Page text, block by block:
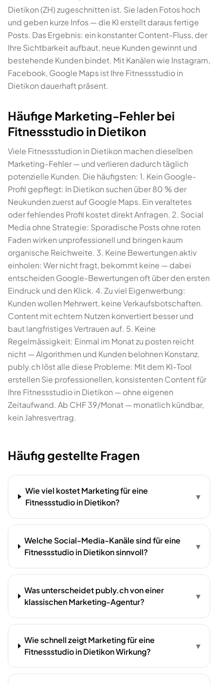
Dietikon (ZH) zugeschnitten ist. Sie laden Fotos hoch
und geben kurze Infos — die KI erstellt daraus fertige
Posts. Das Ergebnis: ein konstanter Content-Fluss, der
Ihre Sichtbarkeit aufbaut, neue Kunden gewinnt und
bestehende Kunden bindet. Mit Kanälen wie Instagram,
Facebook, Google Maps ist Ihre Fitnessstudio in
Dietikon dauerhaft präsent.
Häufige Marketing-Fehler bei
Fitnessstudio in Dietikon
Viele Fitnessstudion in Dietikon machen dieselben
Marketing-Fehler — und verlieren dadurch täglich
potenzielle Kunden. Die häufigsten: 1. Kein Google-
Profil gepflegt: In Dietikon suchen über 80 % der
Neukunden zuerst auf Google Maps. Ein veraltetes
oder fehlendes Profil kostet direkt Anfragen. 2. Social
Media ohne Strategie: Sporadische Posts ohne roten
Faden wirken unprofessionell und bringen kaum
organische Reichweite. 3. Keine Bewertungen aktiv
einholen: Wer nicht fragt, bekommt keine — dabei
entscheiden Google-Bewertungen oft über den ersten
Eindruck und den Klick. 4. Zu viel Eigenwerbung:
Kunden wollen Mehrwert, keine Verkaufsbotschaften.
Content mit echtem Nutzen konvertiert besser und
baut langfristiges Vertrauen auf. 5. Keine
Regelmässigkeit: Einmal im Monat zu posten reicht
nicht — Algorithmen und Kunden belohnen Konstanz.
publy.ch löst alle diese Probleme: Mit dem KI-Tool
erstellen Sie professionellen, konsistenten Content für
Ihre Fitnessstudio in Dietikon — ohne eigenen
Zeitaufwand. Ab CHF 39/Monat — monatlich kündbar,
kein Jahresvertrag.
Häufig gestellte Fragen
Wie viel kostet Marketing für eine
Fitnessstudio in Dietikon?
▾
Welche Social-Media-Kanäle sind für eine
Fitnessstudio in Dietikon sinnvoll?
▾
Was unterscheidet publy.ch von einer
klassischen Marketing-Agentur?
▾
Wie schnell zeigt Marketing für eine
Fitnessstudio in Dietikon Wirkung?
▾